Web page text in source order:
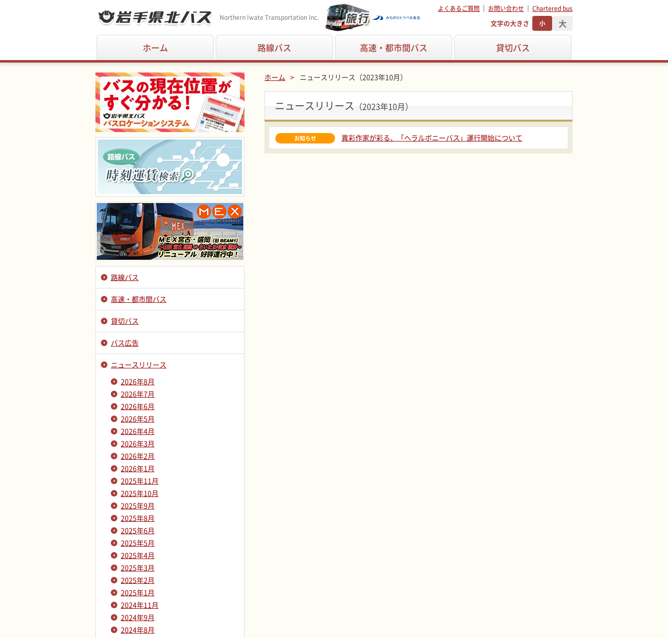
Northern Iwate Transportation Inc.
よくあるご質問 お問い合わせ Chartered bus
文字の大きさ 小 大
ホーム 路線バス 高速・都市間バス 貸切バス
ホーム ニュースリリース（2023年10月）
ニュースリリース （2023年10月）
お知らせ 異彩作家が彩る、「ヘラルボニーバス」運行開始について
路線バス
高速・都市間バス
貸切バス
バス広告
ニュースリリース
2026年8月
2026年7月
2026年6月
2026年5月
2026年4月
2026年3月
2026年2月
2026年1月
2025年11月
2025年10月
2025年9月
2025年8月
2025年6月
2025年5月
2025年4月
2025年3月
2025年2月
2025年1月
2024年11月
2024年9月
2024年8月